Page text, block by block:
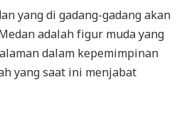
yang di gadang-gadang akan
adalah figur muda yang
dalam kepemimpinan
yang saat ini menjabat